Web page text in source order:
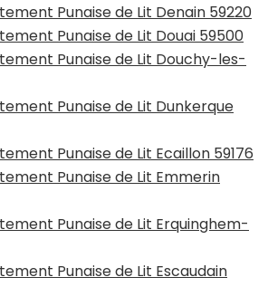
Punaise de Lit Denain 59220
Punaise de Lit Douai 59500
Punaise de Lit Douchy-les-
Punaise de Lit Dunkerque
Punaise de Lit Ecaillon 59176
Punaise de Lit Emmerin
Punaise de Lit Erquinghem-
Punaise de Lit Escaudain